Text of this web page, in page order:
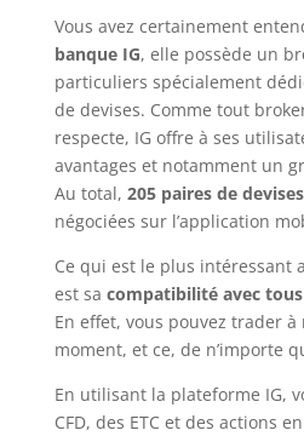
Vous avez certainement
banque IG, elle possède un
particuliers spécialement
de devises. Comme tout
respecte, IG offre à ses
avantages et notamment un
Au total, 205 paires de devises
négociées sur l’application
Ce qui est le plus intéressant
est sa compatibilité avec
En effet, vous pouvez trader à
moment, et ce, de n’importe
En utilisant la plateforme IG,
CFD, des ETC et des actions